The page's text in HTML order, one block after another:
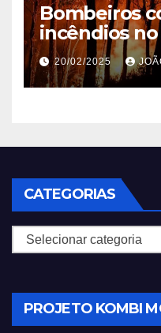
Bombeiros
incêndios
em 2025
20/02/2025
CATEGORIAS
Categorias
PROJETO KOMBI